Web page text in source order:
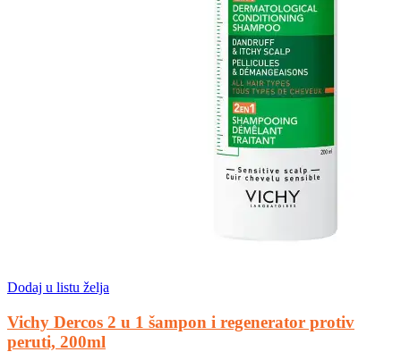
Dodaj u listu želja
Vichy Dercos 2 u 1 šampon i regenerator protiv
peruti, 200ml